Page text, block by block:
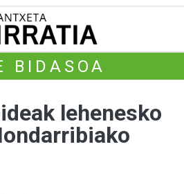
BIDASOA
lehenesko